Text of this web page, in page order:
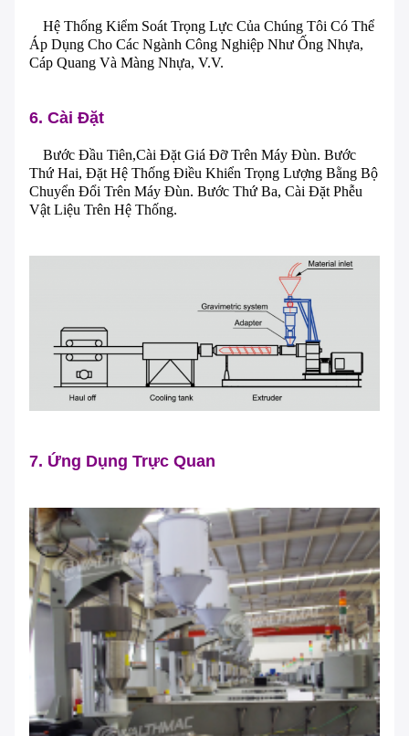
Để lại lời nhắn
Chúng tôi sẽ gọi lại cho bạn sớm!
Gửi đi
Hệ Thống Kiểm Soát Trọng Lực Của Chúng Tôi Có Thể
Áp Dụng Cho Các Ngành Công Nghiệp Như Ống Nhựa,
Cáp Quang Và Màng Nhựa, V.v.
6. Cài Đặt
Bước Đầu Tiên,Cài Đặt Giá Đỡ Trên Máy Đùn. Bước
Thứ Hai, Đặt Hệ Thống Điều Khiển Trọng Lượng Bằng Bộ
Chuyển Đổi Trên Máy Đùn. Bước Thứ Ba, Cài Đặt Phễu
Vật Liệu Trên Hệ Thống.
7. Ứng Dụng Trực Quan